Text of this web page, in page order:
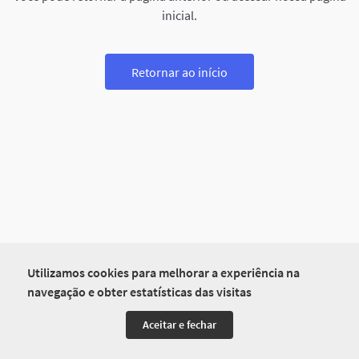
Utilizamos cookies para melhorar a experiência na
navegação e obter estatísticas das visitas
Aceitar e fechar
inicial.
Retornar ao início